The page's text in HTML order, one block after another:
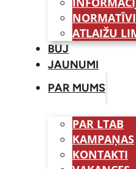
ATLAIŽU
BUJ
JAUNUMI
PAR MUMS
PAR LTAB
KAMPAŅAS
KONTAKTI